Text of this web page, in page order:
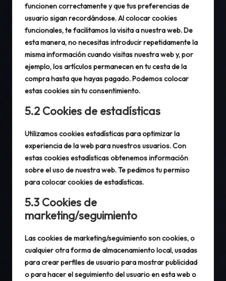
funcionen correctamente y que tus preferencias de
usuario sigan recordándose. Al colocar cookies
funcionales, te facilitamos la visita a nuestra web. De
esta manera, no necesitas introducir repetidamente la
misma información cuando visitas nuestra web y, por
ejemplo, los artículos permanecen en tu cesta de la
compra hasta que hayas pagado. Podemos colocar
estas cookies sin tu consentimiento.
5.2 Cookies de estadísticas
Utilizamos cookies estadísticas para optimizar la
experiencia de la web para nuestros usuarios. Con
estas cookies estadísticas obtenemos información
sobre el uso de nuestra web. Te pedimos tu permiso
para colocar cookies de estadísticas.
5.3 Cookies de
marketing/seguimiento
Las cookies de marketing/seguimiento son cookies, o
cualquier otra forma de almacenamiento local, usadas
para crear perfiles de usuario para mostrar publicidad
o para hacer el seguimiento del usuario en esta web o